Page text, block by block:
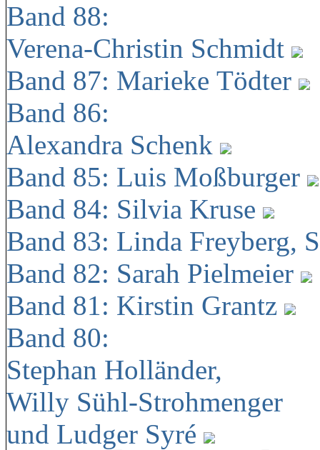
Band 88:
Verena-Christin Schmidt
Band 87: Marieke Tödter
Band 86:
Alexandra Schenk
Band 85: Luis Moßburger
Band 84: Silvia Kruse
Band 83: Linda Freyberg,
Band 82: Sarah Pielmeier
Band 81: Kirstin Grantz
Band 80:
Stephan Holländer,
Willy Sühl-Strohmenger
und Ludger Syré